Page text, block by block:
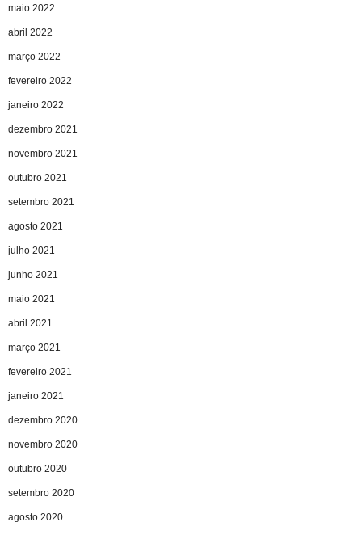
maio 2022
abril 2022
março 2022
fevereiro 2022
janeiro 2022
dezembro 2021
novembro 2021
outubro 2021
setembro 2021
agosto 2021
julho 2021
junho 2021
maio 2021
abril 2021
março 2021
fevereiro 2021
janeiro 2021
dezembro 2020
novembro 2020
outubro 2020
setembro 2020
agosto 2020